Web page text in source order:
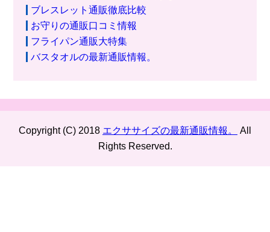
ブレスレット通販徹底比較
お守りの通販口コミ情報
フライパン通販大特集
バスタオルの最新通販情報。
Copyright (C) 2018 エクササイズの最新通販情報。
All
Rights Reserved.